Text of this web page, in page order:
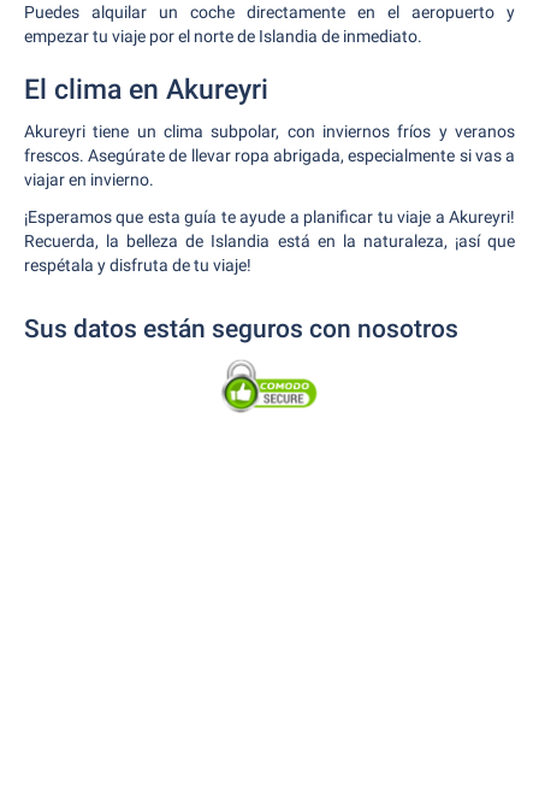
Puedes alquilar un coche directamente en el aeropuerto y
empezar tu viaje por el norte de Islandia de inmediato.
El clima en Akureyri
Akureyri tiene un clima subpolar, con inviernos fríos y veranos
frescos. Asegúrate de llevar ropa abrigada, especialmente si vas a
viajar en invierno.
¡Esperamos que esta guía te ayude a planificar tu viaje a Akureyri!
Recuerda, la belleza de Islandia está en la naturaleza, ¡así que
respétala y disfruta de tu viaje!
Sus datos están seguros con nosotros